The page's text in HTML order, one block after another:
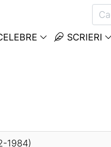
SCRIERI
1984)